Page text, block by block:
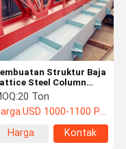
Kita
Wisata
Pabrik
Quote
Struktur Baja
Steel Column
Konstruksi Gudang
20 Ton
USD 1000-1100 PER TON
Harga
Kontak